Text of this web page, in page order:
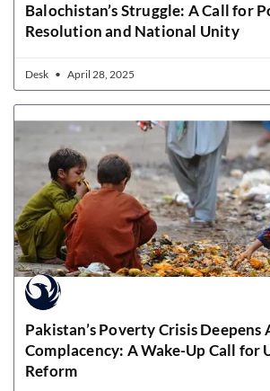
Balochistan’s Struggle: A Call for
Resolution and National Unity
Desk April 28, 2025
Pakistan’s Poverty Crisis Deepens
Complacency: A Wake-Up Call for
Reform